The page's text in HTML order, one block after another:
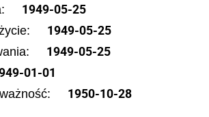
1949-05-25
1949-05-25
1949-05-25
01-01
1950-10-28